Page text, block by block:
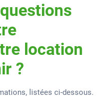
location
?
listées ci-dessous.